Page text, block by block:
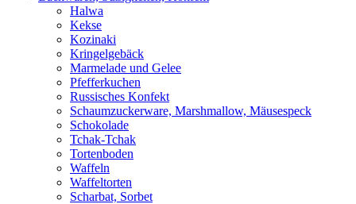
Halwa
Kekse
Kozinaki
Kringelgebäck
Marmelade und Gelee
Pfefferkuchen
Russisches Konfekt
Schaumzuckerware, Marshmallow, Mäusespeck
Schokolade
Tchak-Tchak
Tortenboden
Waffeln
Waffeltorten
Scharbat, Sorbet